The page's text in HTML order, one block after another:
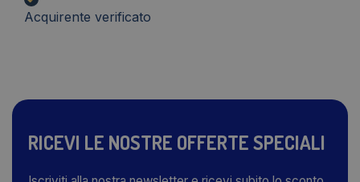
Acquirente verificato
RICEVI LE NOSTRE OFFERTE SPECIALI